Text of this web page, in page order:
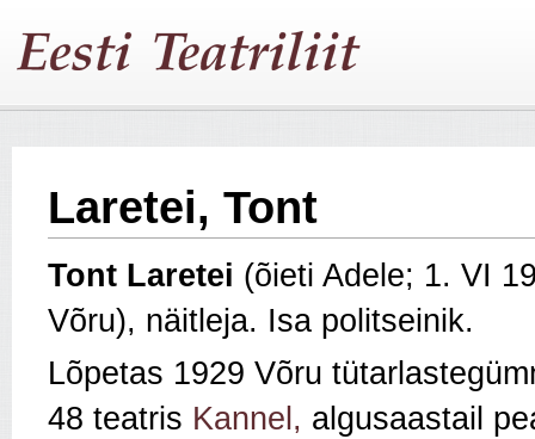
Laretei, Tont
Tont Laretei (õieti Adele; 1. VI
Võru), näitleja. Isa politseinik.
Lõpetas 1929 Võru
48 teatris Kannel, algusaastail